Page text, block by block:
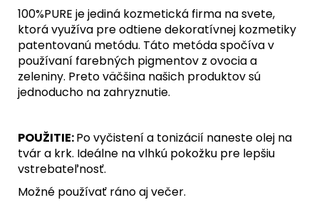
100%PURE je jediná kozmetická firma na svete,
ktorá využíva pre odtiene dekoratívnej kozmetiky
patentovanú metódu. Táto metóda spočíva v
používaní farebných pigmentov z ovocia a
zeleniny. Preto väčšina našich produktov sú
jednoducho na zahryznutie.
POUŽITIE:Po vyčistení a tonizácií naneste olej na
tvár a krk. Ideálne na vlhkú pokožku pre lepšiu
vstrebateľnosť.
Možné používať ráno aj večer.